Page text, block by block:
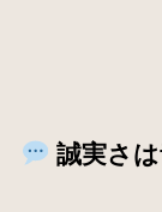
誠実さ